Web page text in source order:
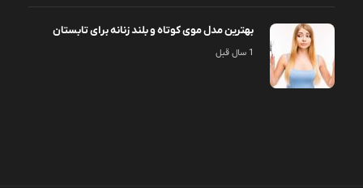
بهترین مدل موی کوتاه و بلند زنانه برای تابستان
1 سال قبل